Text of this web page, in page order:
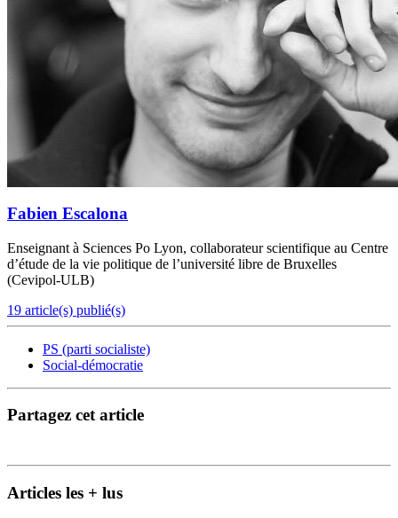
Fabien Escalona
Enseignant à Sciences Po Lyon, collaborateur scientifique au Centre
d’étude de la vie politique de l’université libre de Bruxelles
(Cevipol-ULB)
19 article(s) publié(s)
PS (parti socialiste)
Social-démocratie
Partagez cet article
Articles les + lus